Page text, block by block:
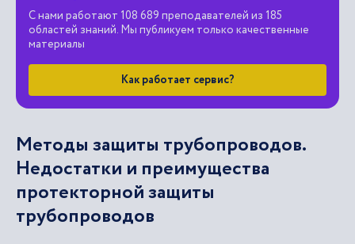
С нами работают 108 689 преподавателей из 185
областей знаний. Мы публикуем только качественные
материалы
Как работает сервис?
Методы защиты трубопроводов.
Недостатки и преимущества
протекторной защиты
трубопроводов